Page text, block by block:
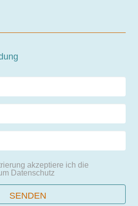
akzeptiere ich die
Datenschutz